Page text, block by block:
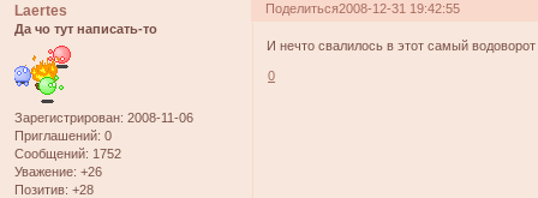
Поделиться2008-12-31 19:42:55
Laertes
Да чо тут написать-то
Зарегистрирован: 2008-11-06
Приглашений: 0
Сообщений: 1752
Уважение: +26
Позитив: +28
И нечто свалилось в этот самый водоворот
0